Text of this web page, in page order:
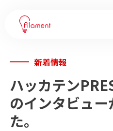
サービス
事例紹介
企業変革ノウハウ
新着情報
ハッカテン
のインタビュ
た。